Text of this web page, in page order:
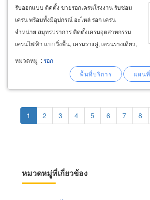
รับออกแบบ ติดตั้ง ขายรอกเครนโรงงาน รับซ่อม
เครน พร้อมทั้งมีอุปกรณ์ อะไหล่ รอก เครน
จำหน่าย สมุทรปราการ ติดตั้งเครนอุตสาหกรรม
เครนไฟฟ้า แบบวิ่งพื้น, เครนรางคู่, เครนรางเดี่ยว,
chain hoists &wirerope hoists)
หมวดหมู่ :รอก
Pagination
Current
page
1 Page
2 Page
3 Page
4 Page
5 Page
6 Page
7 Page
8
หมวดหมู่ที่เกี่ยวข้อง